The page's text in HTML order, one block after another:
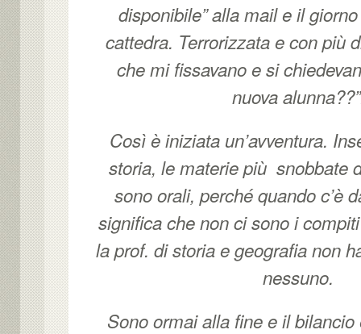
disponibile” alla mail e il
cattedra. Terrorizzata e con più
che mi fissavano e si
nuova
Così è iniziata un’avventura.
storia, le materie più snobbate
sono orali, perché quando c’è
significa che non ci sono i
la prof. di storia e geografia non
nessuno.
Sono ormai alla fine e il